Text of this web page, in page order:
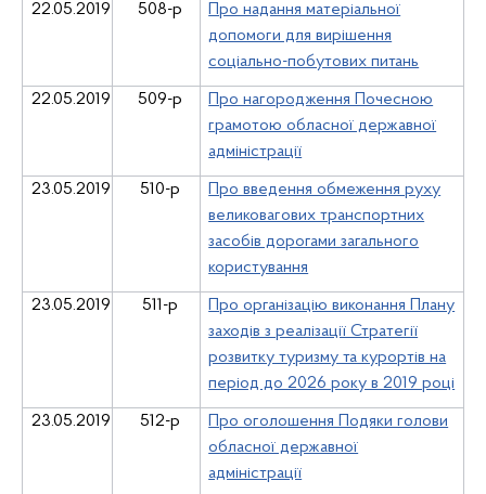
22.05.2019 508-р
Про надання матеріальної
допомоги для вирішення
соціально-побутових питань
22.05.2019 509-р
Про нагородження Почесною
грамотою обласної державної
адміністрації
23.05.2019 510-р
Про введення обмеження руху
великовагових транспортних
засобів дорогами загального
користування
23.05.2019 511-р
Про організацію виконання Плану
заходів з реалізації Стратегії
розвитку туризму та курортів на
період до 2026 року в 2019 році
23.05.2019 512-р
Про оголошення Подяки голови
обласної державної
адміністрації